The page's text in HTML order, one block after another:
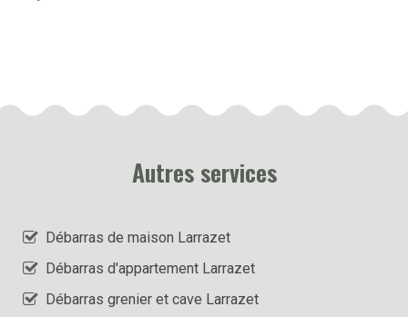
Autres services
Débarras de maison Larrazet
Débarras d'appartement Larrazet
Débarras grenier et cave Larrazet